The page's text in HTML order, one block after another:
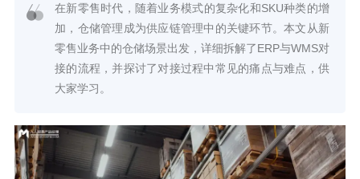
在新零售时代，随着业务模式的复杂化和SKU种类的增
加，仓储管理成为供应链管理中的关键环节。本文从新
零售业务中的仓储场景出发，详细拆解了ERP与WMS对
接的流程，并探讨了对接过程中常见的痛点与难点，供
大家学习。